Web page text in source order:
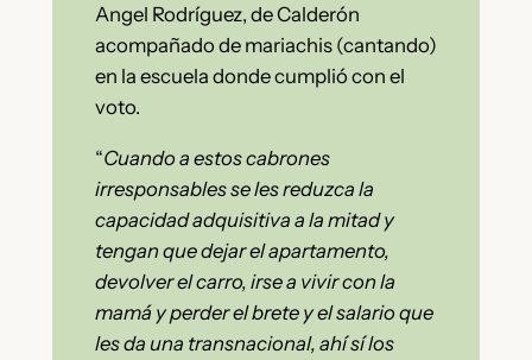
Angel Rodríguez, de Calderón
acompañado de mariachis (cantando)
en la escuela donde cumplió con el
voto.
“Cuando a estos cabrones
irresponsables se les reduzca la
capacidad adquisitiva a la mitad y
tengan que dejar el apartamento,
devolver el carro, irse a vivir con la
mamá y perder el brete y el salario que
les da una transnacional, ahí sí los